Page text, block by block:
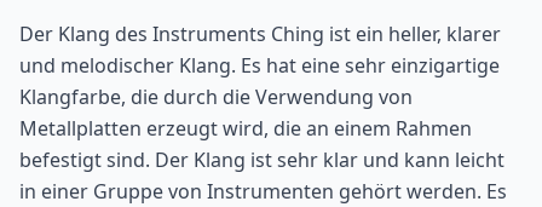
Der Klang des Instruments Ching ist ein heller, klarer
und melodischer Klang. Es hat eine sehr einzigartige
Klangfarbe, die durch die Verwendung von
Metallplatten erzeugt wird, die an einem Rahmen
befestigt sind. Der Klang ist sehr klar und kann leicht
in einer Gruppe von Instrumenten gehört werden. Es